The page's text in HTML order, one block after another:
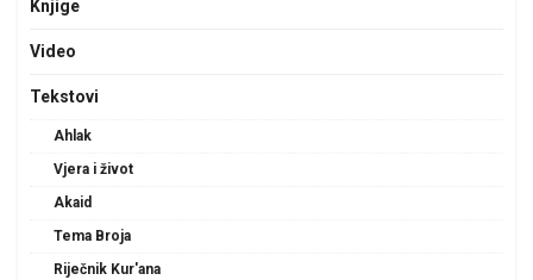
Knjige
Video
Tekstovi
Ahlak
Vjera i život
Akaid
Tema Broja
Riječnik Kur'ana